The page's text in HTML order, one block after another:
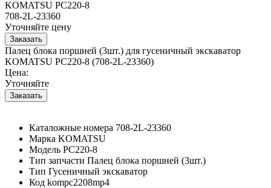
KOMATSU PC220-8
708-2L-23360
Уточняйте цену
Палец блока поршней (3шт.) для гусеничный экскаватор
KOMATSU PC220-8 (708-2L-23360)
Цена:
Уточняйте
Каталожные номера 708-2L-23360
Марка KOMATSU
Модель PC220-8
Тип запчасти Палец блока поршней (3шт.)
Тип Гусеничный экскаватор
Код kompc2208mp4